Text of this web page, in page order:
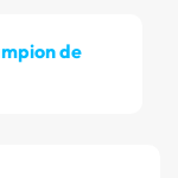
de